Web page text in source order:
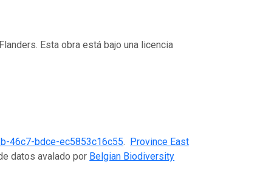
Esta obra está bajo una licencia
46c7-bdce-ec5853c16c55.
Province East
datos avalado por Belgian Biodiversity